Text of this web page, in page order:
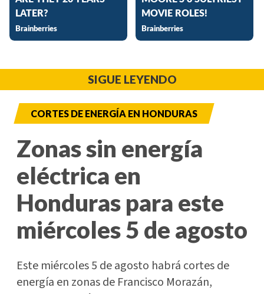
SIGUE LEYENDO
CORTES DE ENERGÍA EN HONDURAS
Zonas sin energía
eléctrica en
Honduras para este
miércoles 5 de agosto
Este miércoles 5 de agosto habrá cortes de
energía en zonas de Francisco Morazán,